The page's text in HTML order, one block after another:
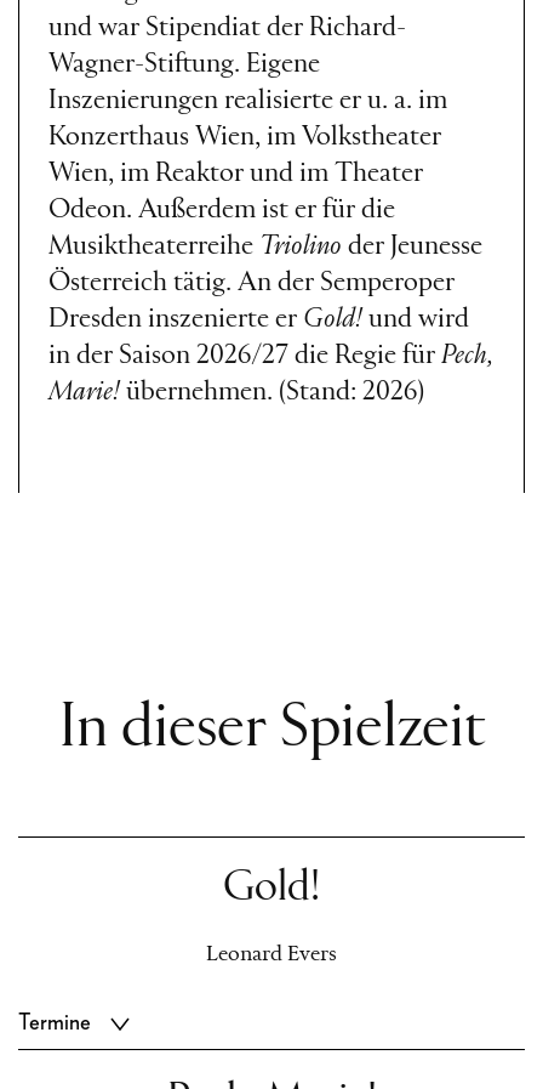
und war Stipendiat der Richard-
Wagner-Stiftung. Eigene
Inszenierungen realisierte er u. a. im
Konzerthaus Wien, im Volkstheater
Wien, im Reaktor und im Theater
Odeon. Außerdem ist er für die
Musiktheaterreihe Triolino der Jeunesse
Österreich tätig. An der Semperoper
Dresden inszenierte er Gold! und wird
in der Saison 2026/27 die Regie für Pech,
Marie! übernehmen. (Stand: 2026)
In dieser Spielzeit
Gold!
Leonard Evers
Termine